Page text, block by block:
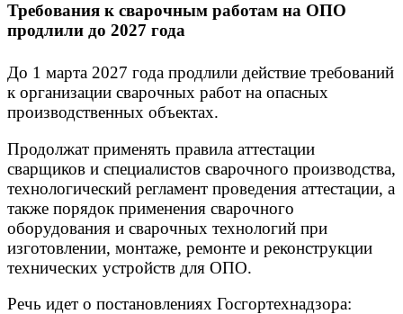
Требования к сварочным работам на ОПО
продлили до 2027 года
До 1 марта 2027 года продлили действие требований
к организации сварочных работ на опасных
производственных объектах.
Продолжат применять правила аттестации
сварщиков и специалистов сварочного производства,
технологический регламент проведения аттестации, а
также порядок применения сварочного
оборудования и сварочных технологий при
изготовлении, монтаже, ремонте и реконструкции
технических устройств для ОПО.
Речь идет о постановлениях Госгортехнадзора: